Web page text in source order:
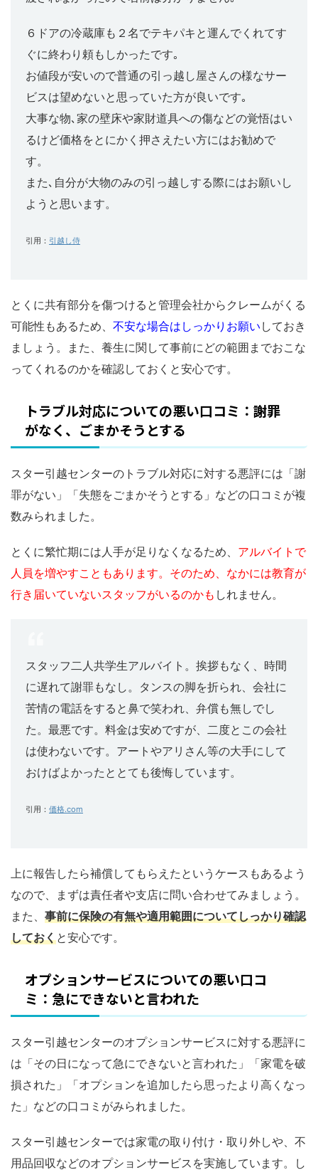
６ドアの冷蔵庫も２名でテキパキと運んでくれてす
ぐに終わり頼もしかったです｡
お値段が安いので普通の引っ越し屋さんの様なサー
ビスは望めないと思っていた方が良いです｡
大事な物､家の壁床や家財道具への傷などの覚悟はい
るけど価格をとにかく押さえたい方にはお勧めで
す。
また､自分が大物のみの引っ越しする際にはお願いし
ようと思います。
引用： 引越し侍
とくに共有部分を傷つけると管理会社からクレームがくる
可能性もあるため、 不安な場合はしっかりお願い しておき
ましょう。また、養生に関して事前にどの範囲までおこな
ってくれるのかを確認しておくと安心です。
トラブル対応についての悪い口コミ：謝罪
がなく、ごまかそうとする
スター引越センターのトラブル対応に対する悪評には「謝
罪がない」「失態をごまかそうとする」などの口コミが複
数みられました。
とくに繁忙期には人手が足りなくなるため、 アルバイトで
人員を増やすこともあります。そのため、なかには教育が
行き届いていないスタッフがいるのかも しれません。
スタッフ二人共学生アルバイト。挨拶もなく、時間
に遅れて謝罪もなし。タンスの脚を折られ、会社に
苦情の電話をすると鼻で笑われ、弁償も無しでし
た。最悪です。料金は安めですが、二度とこの会社
は使わないです。アートやアリさん等の大手にして
おけばよかったととても後悔しています。
引用： 価格.com
上に報告したら補償してもらえたというケースもあるよう
なので、まずは責任者や支店に問い合わせてみましょう。
また、 事前に保険の有無や適用範囲についてしっかり確認
しておくと安心です。
オプションサービスについての悪い口コ
ミ：急にできないと言われた
スター引越センターのオプションサービスに対する悪評に
は「その日になって急にできないと言われた」「家電を破
損された」「オプションを追加したら思ったより高くなっ
た」などの口コミがみられました。
スター引越センターでは家電の取り付け・取り外しや、不
用品回収などのオプションサービスを実施しています。し